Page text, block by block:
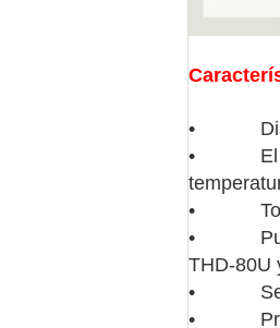
•
• El
• Todas
• Puerta
THD-80U
• Se
•